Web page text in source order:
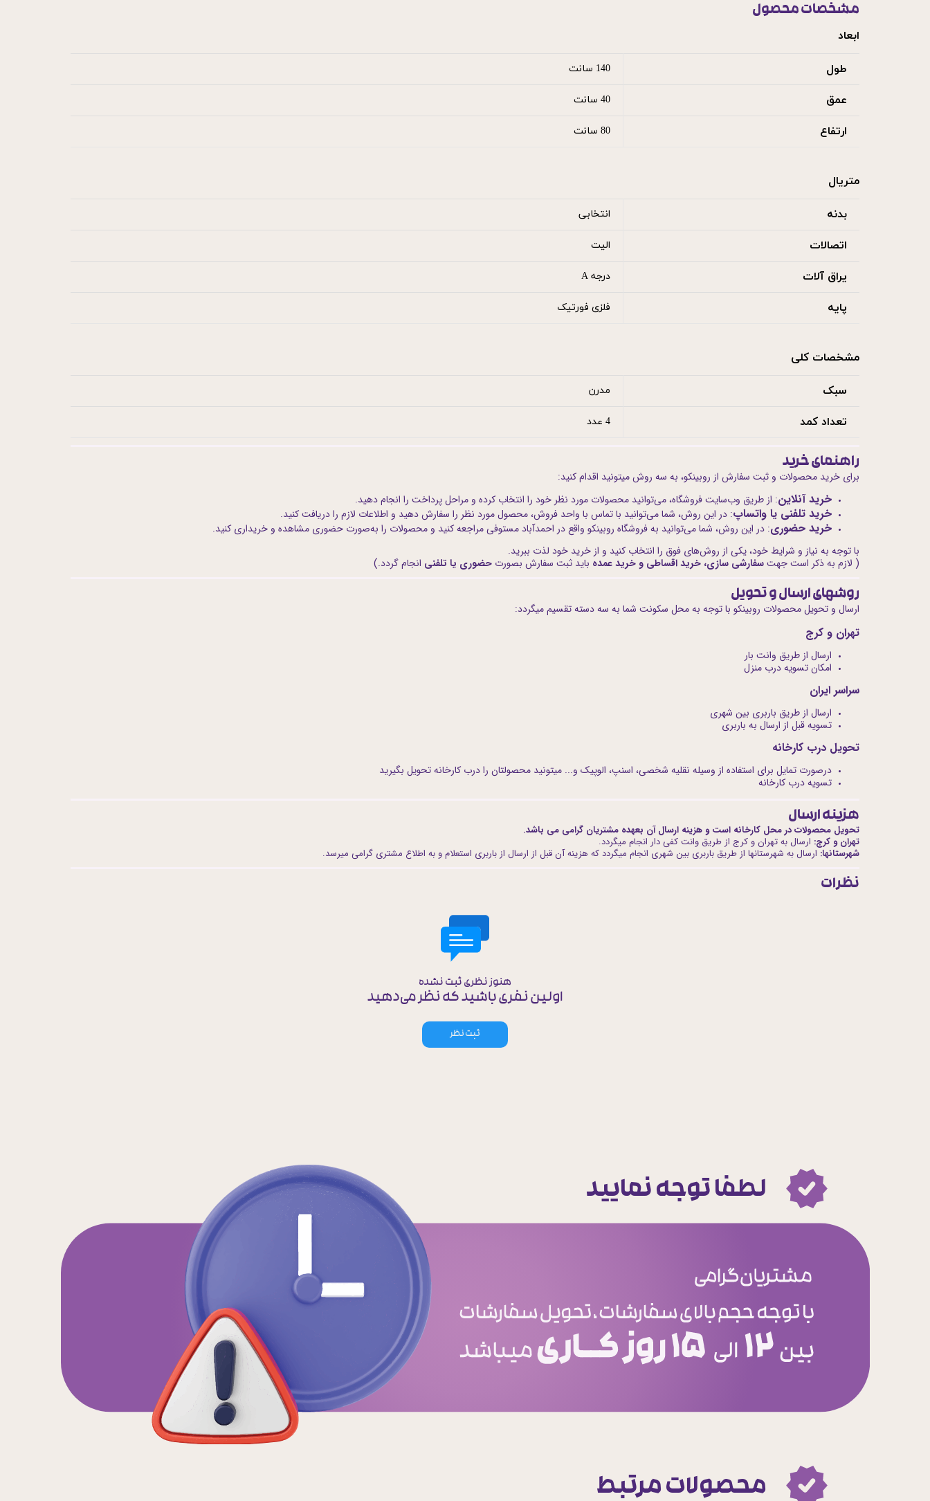
مشخصات محصول
ابعاد
طول 140 سانت
عمق 40 سانت
ارتفاع 80 سانت
متریال
بدنه انتخابی
اتصالات الیت
یراق آلات درجه A
پایه فلزی فورتیک
مشخصات کلی
سبک مدرن
تعداد کمد 4 عدد
راهنمای خرید
برای خرید محصولات و ثبت سفارش از روبینکو، به سه روش میتونید اقدام کنید:
خرید آنلاین: از طریق وب‌سایت فروشگاه، می‌توانید محصولات مورد نظر خود را انتخاب کرده و مراحل پرداخت را انجام دهید.
خرید تلفنی یا واتساپ: در این روش، شما می‌توانید با تماس با واحد فروش، محصول مورد نظر را سفارش دهید و اطلاعات لازم را دریافت کنید.
خرید حضوری: در این روش، شما می‌توانید به فروشگاه روبینکو واقع در احمدآباد مستوفی مراجعه کنید و محصولات را به‌صورت حضوری مشاهده و خریداری کنید.
با توجه به نیاز و شرایط خود، یکی از روش‌های فوق را انتخاب کنید و از خرید خود لذت ببرید.
( لازم به ذکر است جهتسفارشی سازی، خرید اقساطی و خرید عمده باید ثبت سفارش بصورت حضوری یا تلفنی انجام گردد.)
روشهای ارسال و تحویل
ارسال و تحویل محصولات روبینکو با توجه به محل سکونت شما به سه دسته تقسیم میگردد:
تهران و کرج
ارسال از طریق وانت بار
امکان تسویه درب منزل
سراسر ایران
ارسال از طریق باربری بین شهری
تسویه قبل از ارسال به باربری
تحویل درب کارخانه
درصورت تمایل برای استفاده از وسیله نقلیه شخصی، اسنپ، الوپیک و... میتونید محصولتان را درب کارخانه تحویل بگیرید
تسویه درب کارخانه
هزینه ارسال
تحویل محصولات در محل کارخانه است و هزینه ارسال آن بعهده مشتریان گرامی می باشد.
تهران و کرج: ارسال به تهران و کرج از طریق وانت کفی دار انجام میگردد.
شهرستانها: ارسال به شهرستانها از طریق باربری بین شهری انجام میگردد که هزینه آن قبل از ارسال از باربری استعلام و به اطلاع مشتری گرامی میرسد.
نظرات
هنوز نظری ثبت نشده
اولین نفری باشید که نظر می‌دهید
ثبت نظر
لطفا توجه نمایید
محصولات مرتبط